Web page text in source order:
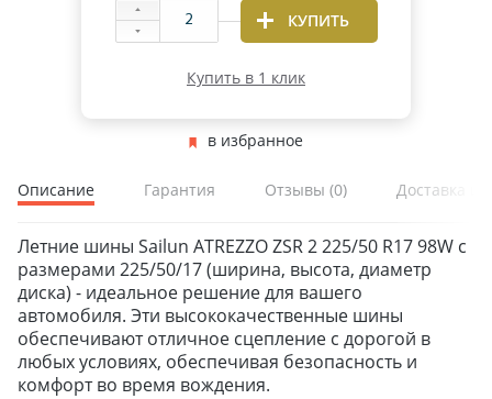
КУПИТЬ
Купить в 1 клик
в избранное
Описание Гарантия Отзывы (0) Доставка и
Летние шины Sailun ATREZZO ZSR 2 225/50 R17 98W с
размерами 225/50/17 (ширина, высота, диаметр
диска) - идеальное решение для вашего
автомобиля. Эти высококачественные шины
обеспечивают отличное сцепление с дорогой в
любых условиях, обеспечивая безопасность и
комфорт во время вождения.